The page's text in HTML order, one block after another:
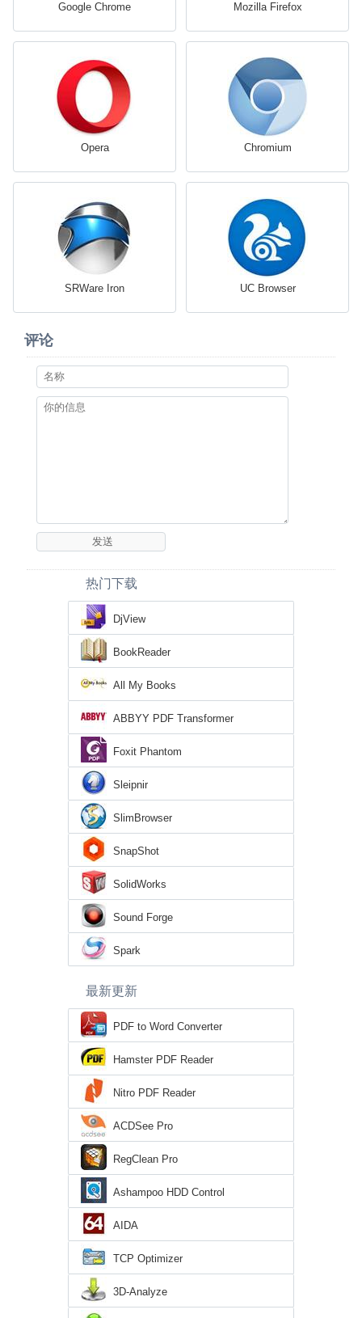
Google Chrome Mozilla Firefox
Opera Chromium
SRWare Iron UC Browser
评论
热门下载
DjView
BookReader
All My Books
ABBYY PDF Transformer
Foxit Phantom
Sleipnir
SlimBrowser
SnapShot
SolidWorks
Sound Forge
Spark
最新更新
PDF to Word Converter
Hamster PDF Reader
Nitro PDF Reader
ACDSee Pro
RegClean Pro
Ashampoo HDD Control
AIDA
TCP Optimizer
3D-Analyze